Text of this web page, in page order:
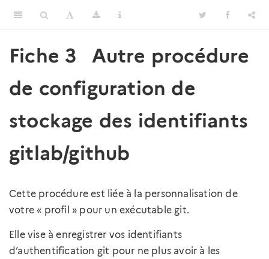
Fiche 3
Autre procédure
de configuration de
stockage des identifiants
gitlab/github
Cette procédure est liée à la personnalisation de
votre « profil » pour un exécutable git.
Elle vise à enregistrer vos identifiants
d’authentification git pour ne plus avoir à les